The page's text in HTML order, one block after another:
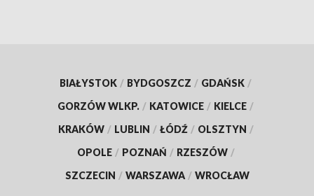
BIAŁYSTOK / BYDGOSZCZ / GDAŃSK /
GORZÓW WLKP. / KATOWICE / KIELCE /
KRAKÓW / LUBLIN / ŁÓDŹ / OLSZTYN /
OPOLE / POZNAŃ / RZESZÓW /
SZCZECIN / WARSZAWA / WROCŁAW